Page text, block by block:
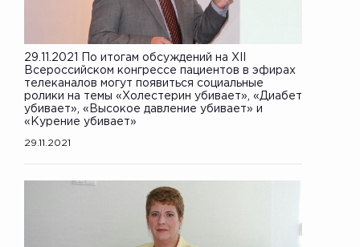
29.11.2021 По итогам обсуждений на XII
Всероссийском конгрессе пациентов в эфирах
телеканалов могут появиться социальные
ролики на темы «Холестерин убивает», «Диабет
убивает», «Высокое давление убивает» и
«Курение убивает»
29.11.2021